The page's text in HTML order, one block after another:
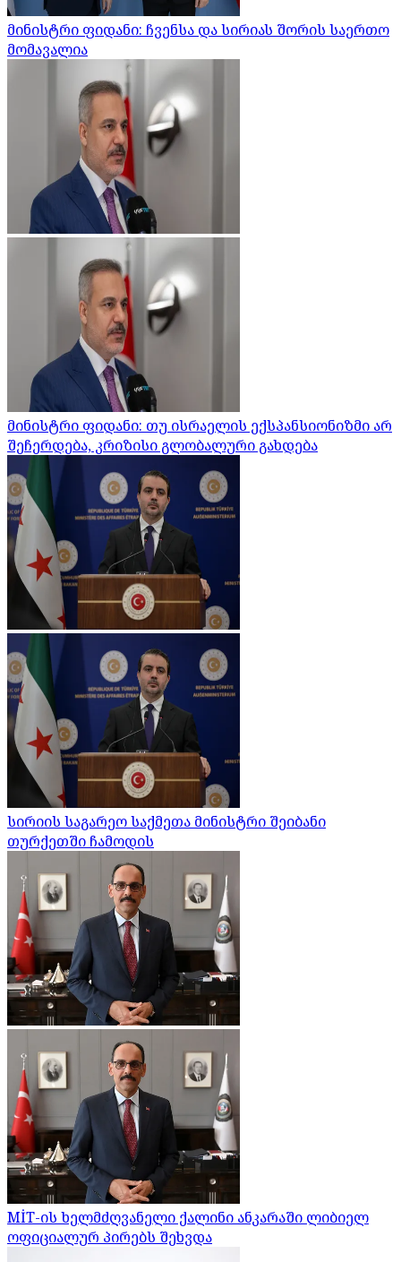
მინისტრი ფიდანი: ჩვენსა და სირიას შორის საერთო
მომავალია
მინისტრი ფიდანი: თუ ისრაელის ექსპანსიონიზმი არ
შეჩერდება, კრიზისი გლობალური გახდება
სირიის საგარეო საქმეთა მინისტრი შეიბანი
თურქეთში ჩამოდის
MİT-ის ხელმძღვანელი ქალინი ანკარაში ლიბიელ
ოფიციალურ პირებს შეხვდა